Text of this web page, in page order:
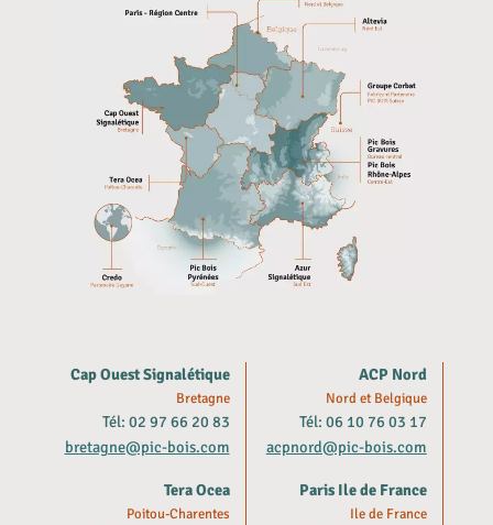
Cap Ouest Signalétique
Bretagne
Tél: 02 97 66 20 83
bretagne@pic-bois.com
Tera Ocea
Poitou-Charentes
ACP Nord
Nord et Belgique
Tél: 06 10 76 03 17
acpnord@pic-bois.com
Paris Ile de France
Ile de France